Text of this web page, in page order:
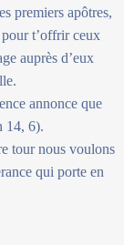
premiers apôtres,
t’offrir ceux
auprès d’eux
annonce que
14, 6).
tour nous voulons
qui porte en